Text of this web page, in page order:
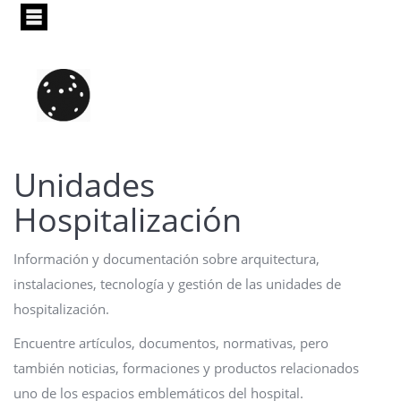
Pasar
principal
Unidades
Hospitalización
Información y documentación sobre arquitectura,
instalaciones, tecnología y gestión de las unidades de
hospitalización.
Encuentre artículos, documentos, normativas, pero
también noticias, formaciones y productos relacionados
uno de los espacios emblemáticos del hospital.